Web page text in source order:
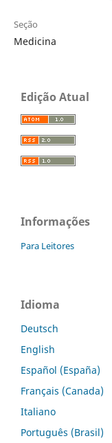
Seção
Medicina
Edição Atual
Informações
Para Leitores
Idioma
Deutsch
English
Español (España)
Français (Canada)
Italiano
Português (Brasil)